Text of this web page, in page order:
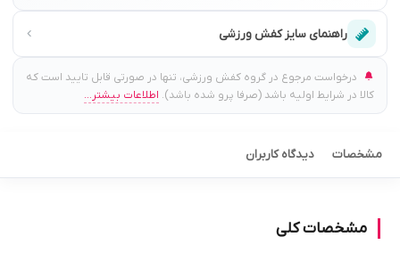
راهنمای سایز کفش ورزشی
درخواست مرجوع در گروه کفش ورزشی، تنها در صورتی قابل تایید است که
کالا در شرایط اولیه باشد (صرفا پرو شده باشد). اطلاعات بیشتر...
مشخصات دیدگاه کاربران
مشخصات کلی